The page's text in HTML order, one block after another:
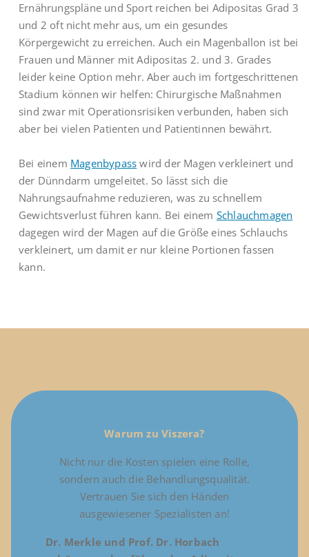
Ernährungspläne und Sport reichen bei Adipositas Grad 3
und 2 oft nicht mehr aus, um ein gesundes
Körpergewicht zu erreichen. Auch ein Magenballon ist bei
Frauen und Männer mit Adipositas 2. und 3. Grades
leider keine Option mehr. Aber auch im fortgeschrittenen
Stadium können wir helfen: Chirurgische Maßnahmen
sind zwar mit Operationsrisiken verbunden, haben sich
aber bei vielen Patienten und Patientinnen bewährt.
Bei einem Magenbypass wird der Magen verkleinert und
der Dünndarm umgeleitet. So lässt sich die
Nahrungsaufnahme reduzieren, was zu schnellem
Gewichtsverlust führen kann. Bei einem Schlauchmagen
dagegen wird der Magen auf die Größe eines Schlauchs
verkleinert, um damit er nur kleine Portionen fassen
kann.
Warum zu Viszera?
Nicht nur die Kosten spielen eine Rolle,
sondern auch die Behandlungsqualität.
Vertrauen Sie sich den Händen
ausgewiesener Spezialisten an!
Dr. Merkle und Prof. Dr. Horbach